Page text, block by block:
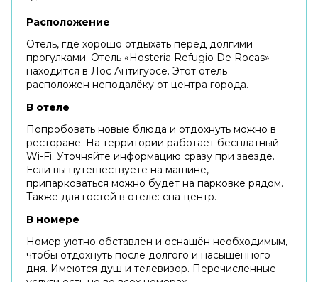
Расположение
Отель, где хорошо отдыхать перед долгими
прогулками. Отель «Hosteria Refugio De Rocas»
находится в Лос Антигуосе. Этот отель
расположен неподалёку от центра города.
В отеле
Попробовать новые блюда и отдохнуть можно в
ресторане. На территории работает бесплатный
Wi-Fi. Уточняйте информацию сразу при заезде.
Если вы путешествуете на машине,
припарковаться можно будет на парковке рядом.
Также для гостей в отеле: спа-центр.
В номере
Номер уютно обставлен и оснащён необходимым,
чтобы отдохнуть после долгого и насыщенного
дня. Имеются душ и телевизор. Перечисленные